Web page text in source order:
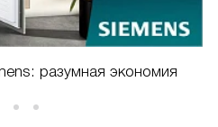
разумная экономия